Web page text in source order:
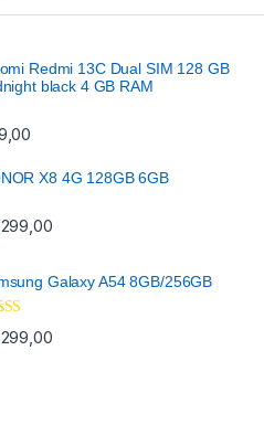
Redmi 13C Dual SIM 128 GB
black 4 GB RAM
X8 4G 128GB 6GB
Galaxy A54 8GB/256GB
3.33